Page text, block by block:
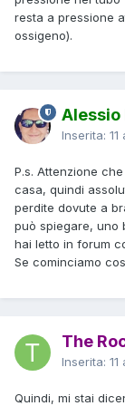
resta a pressione
ossigeno).
Inserita: 11
P.s. Attenzione
casa, quindi
perdite dovute a
può spiegare, uno
hai letto in forum
Se cominciamo
The
Inserita: 11
Quindi, mi stai